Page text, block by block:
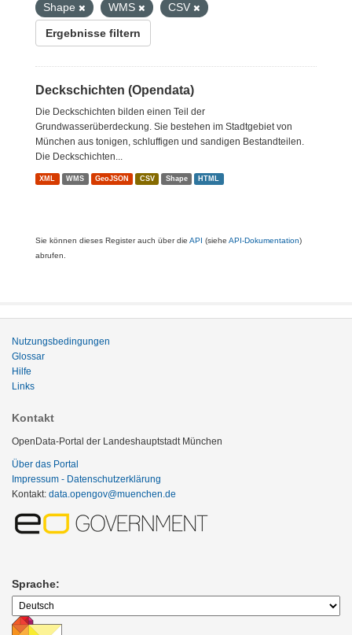
Shape
WMS CSV
Ergebnisse filtern
Deckschichten (Opendata)
Die Deckschichten bilden einen Teil der
Grundwasserüberdeckung. Sie bestehen im Stadtgebiet von
München aus tonigen, schluffigen und sandigen Bestandteilen.
Die Deckschichten...
XML WMS GeoJSON CSV Shape HTML
Sie können dieses Register auch über die API (siehe API-Dokumentation)
abrufen.
Nutzungsbedingungen
Glossar
Hilfe
Links
Kontakt
OpenData-Portal der Landeshauptstadt München
Über das Portal
Impressum - Datenschutzerklärung
Kontakt: data.opengov@muenchen.de
Sprache